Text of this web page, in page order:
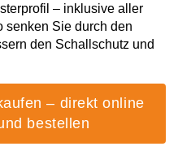
konfigurieren
– inklusive aller
senken Sie durch den
den Schallschutz und
– direkt online
bestellen